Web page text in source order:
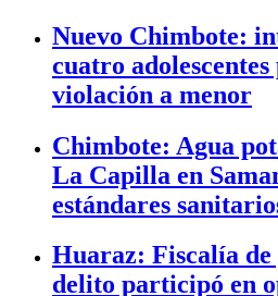
Nuevo Chimbote:
cuatro adolescentes
violación a menor
Chimbote: Agua
La Capilla en
estándares
Huaraz: Fiscalía
delito participó en